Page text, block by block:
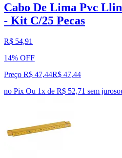
Cabo De Lima Pvc
- Kit C/25 Pecas
R$ 54,91
14% OFF
Preço R$ 47,44R$ 47,44
no Pix Ou 1x de R$ 52,71 sem juros